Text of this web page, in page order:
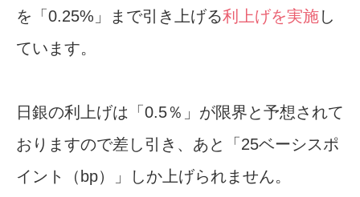
を「0.25%」まで引き上げる利上げを実施し
ています。
日銀の利上げは「0.5％」が限界と予想されて
おりますので差し引き、あと「25ベーシスポ
イント（bp）」しか上げられません。